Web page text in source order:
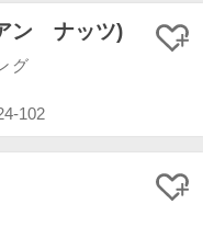
ン ナッツ)
グ
102